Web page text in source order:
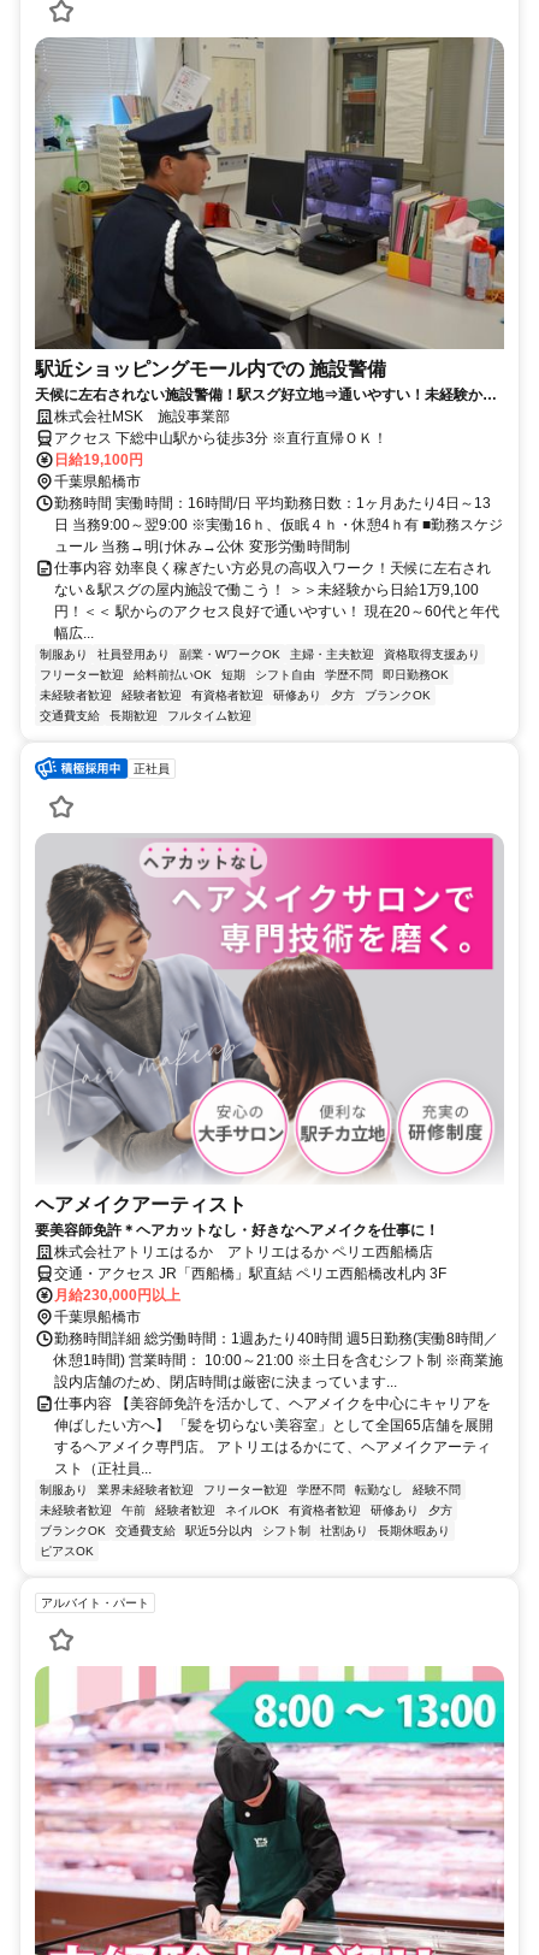
駅近ショッピングモール内での 施設警備
天候に左右されない施設警備！駅スグ好立地⇒通いやすい！未経験から
働きやすい高収入なお仕事デビューを！
株式会社MSK 施設事業部
アクセス 下総中山駅から徒歩3分 ※直行直帰ＯＫ！
日給19,100円
千葉県船橋市
勤務時間 実働時間：16時間/日 平均勤務日数：1ヶ月あたり4日～13
日 当務9:00～翌9:00 ※実働16ｈ、仮眠４ｈ・休憩4ｈ有 ■勤務スケジ
ュール 当務→明け休み→公休 変形労働時間制
仕事内容 効率良く稼ぎたい方必見の高収入ワーク！天候に左右され
ない＆駅スグの屋内施設で働こう！ ＞＞未経験から日給1万9,100
円！＜＜ 駅からのアクセス良好で通いやすい！ 現在20～60代と年代
幅広...
制服あり 社員登用あり 副業・WワークOK 主婦・主夫歓迎
資格取得支援あり
フリーター歓迎
給料前払いOK 短期 シフト自由 学歴不問
即日勤務OK
未経験者歓迎
経験者歓迎 有資格者歓迎 研修あり 夕方
ブランクOK
交通費支給
長期歓迎 フルタイム歓迎
正社員
ヘアメイクアーティスト
要美容師免許＊ヘアカットなし・好きなヘアメイクを仕事に！
株式会社アトリエはるか アトリエはるか ペリエ西船橋店
交通・アクセス JR「西船橋」駅直結 ペリエ西船橋改札内 3F
月給230,000円以上
千葉県船橋市
勤務時間詳細 総労働時間：1週あたり40時間 週5日勤務(実働8時間／
休憩1時間) 営業時間： 10:00～21:00 ※土日を含むシフト制 ※商業施
設内店舗のため、閉店時間は厳密に決まっています...
仕事内容 【美容師免許を活かして、ヘアメイクを中心にキャリアを
伸ばしたい方へ】 「髪を切らない美容室」として全国65店舗を展開
するヘアメイク専門店。 アトリエはるかにて、ヘアメイクアーティ
スト（正社員...
制服あり 業界未経験者歓迎 フリーター歓迎 学歴不問 転勤なし
経験不問
未経験者歓迎
午前 経験者歓迎 ネイルOK 有資格者歓迎 研修あり
夕方
ブランクOK
交通費支給 駅近5分以内 シフト制 社割あり
長期休暇あり
ピアスOK
アルバイト・パート